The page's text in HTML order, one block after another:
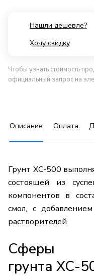
Нашли дешевле?
Хочу скидку
Чтобы узнать стоимость
официальный запрос на
Описание Оплата
Грунт ХС-500
состоящей из
компонентов в
смол, с
растворителей.
Сферы
грунта ХС-